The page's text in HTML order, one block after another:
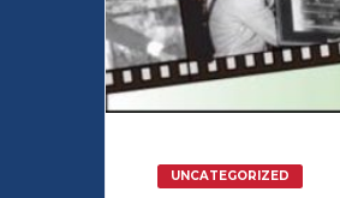
UNCATEGORIZED